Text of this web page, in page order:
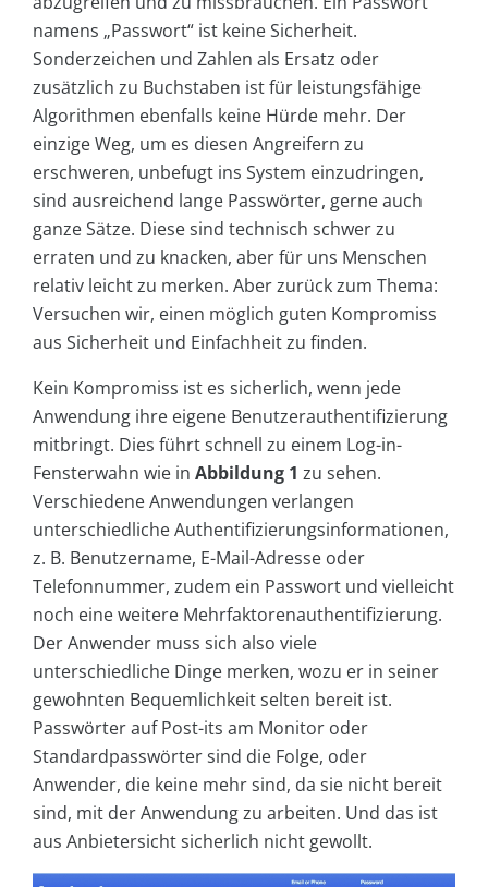
namens „Passwort“ ist keine Sicherheit.
Sonderzeichen und Zahlen als Ersatz oder
zusätzlich zu Buchstaben ist für leistungsfähige
Algorithmen ebenfalls keine Hürde mehr. Der
einzige Weg, um es diesen Angreifern zu
erschweren, unbefugt ins System einzudringen,
sind ausreichend lange Passwörter, gerne auch
ganze Sätze. Diese sind technisch schwer zu
erraten und zu knacken, aber für uns Menschen
relativ leicht zu merken. Aber zurück zum Thema:
Versuchen wir, einen möglich guten Kompromiss
aus Sicherheit und Einfachheit zu finden.
Kein Kompromiss ist es sicherlich, wenn jede
Anwendung ihre eigene Benutzerauthentifizierung
mitbringt. Dies führt schnell zu einem Log-in-
Fensterwahn wie in Abbildung 1 zu sehen.
Verschiedene Anwendungen verlangen
unterschiedliche Authentifizierungsinformationen,
z. B. Benutzername, E-Mail-Adresse oder
Telefonnummer, zudem ein Passwort und vielleicht
noch eine weitere Mehrfaktorenauthentifizierung.
Der Anwender muss sich also viele
unterschiedliche Dinge merken, wozu er in seiner
gewohnten Bequemlichkeit selten bereit ist.
Passwörter auf Post-its am Monitor oder
Standardpasswörter sind die Folge, oder
Anwender, die keine mehr sind, da sie nicht bereit
sind, mit der Anwendung zu arbeiten. Und das ist
aus Anbietersicht sicherlich nicht gewollt.